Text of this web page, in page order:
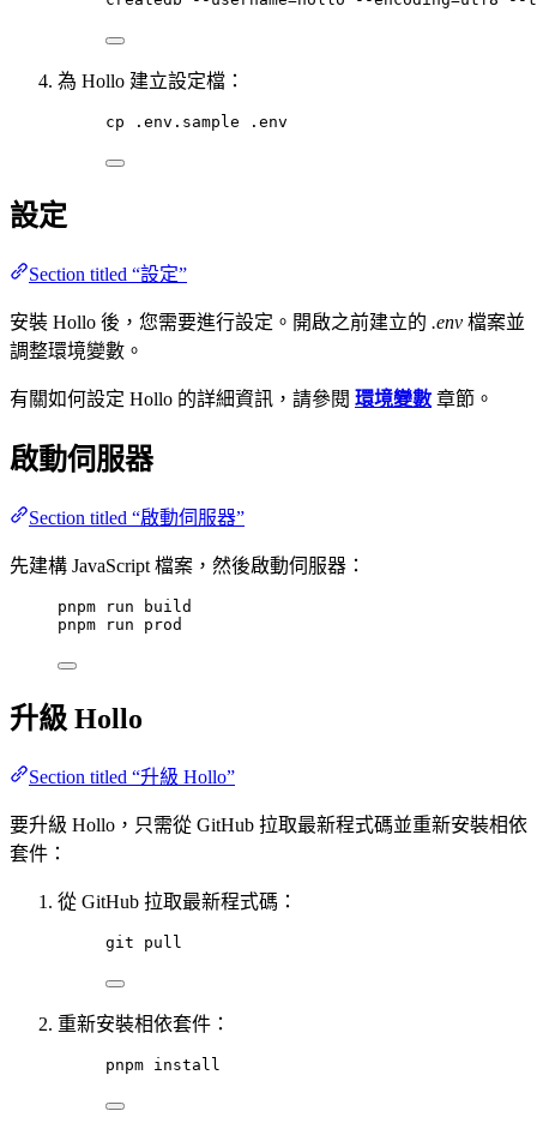
為 Hollo 建立設定檔：
cp .env.sample .env
設定
Section titled “設定”
安裝 Hollo 後，您需要進行設定。開啟之前建立的 .env 檔案並
調整環境變數。
有關如何設定 Hollo 的詳細資訊，請參閱 環境變數 章節。
啟動伺服器
Section titled “啟動伺服器”
先建構 JavaScript 檔案，然後啟動伺服器：
pnpm run
build
pnpm
run prod
升級 Hollo
Section titled “升級 Hollo”
要升級 Hollo，只需從 GitHub 拉取最新程式碼並重新安裝相依
套件：
從 GitHub 拉取最新程式碼：
git pull
重新安裝相依套件：
pnpm install